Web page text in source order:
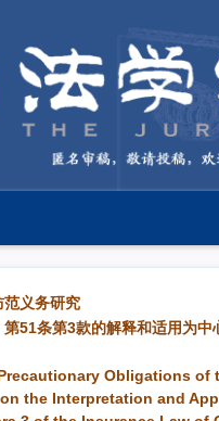
范义务研究
51条第3款的解释和适用为中
Obligations of
the Interpretation and